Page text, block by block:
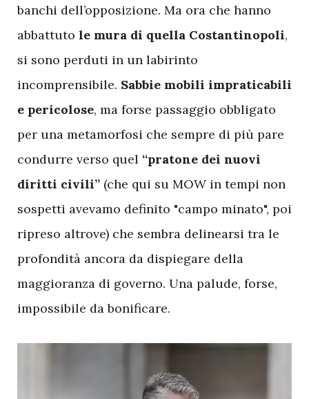
banchi dell’opposizione. Ma ora che hanno
abbattuto le mura di quella Costantinopoli,
si sono perduti in un labirinto
incomprensibile. Sabbie mobili impraticabili
e pericolose, ma forse passaggio obbligato
per una metamorfosi che sempre di più pare
condurre verso quel “pratone dei nuovi
diritti civili” (che qui su MOW in tempi non
sospetti avevamo definito "campo minato", poi
ripreso altrove) che sembra delinearsi tra le
profondità ancora da dispiegare della
maggioranza di governo. Una palude, forse,
impossibile da bonificare.